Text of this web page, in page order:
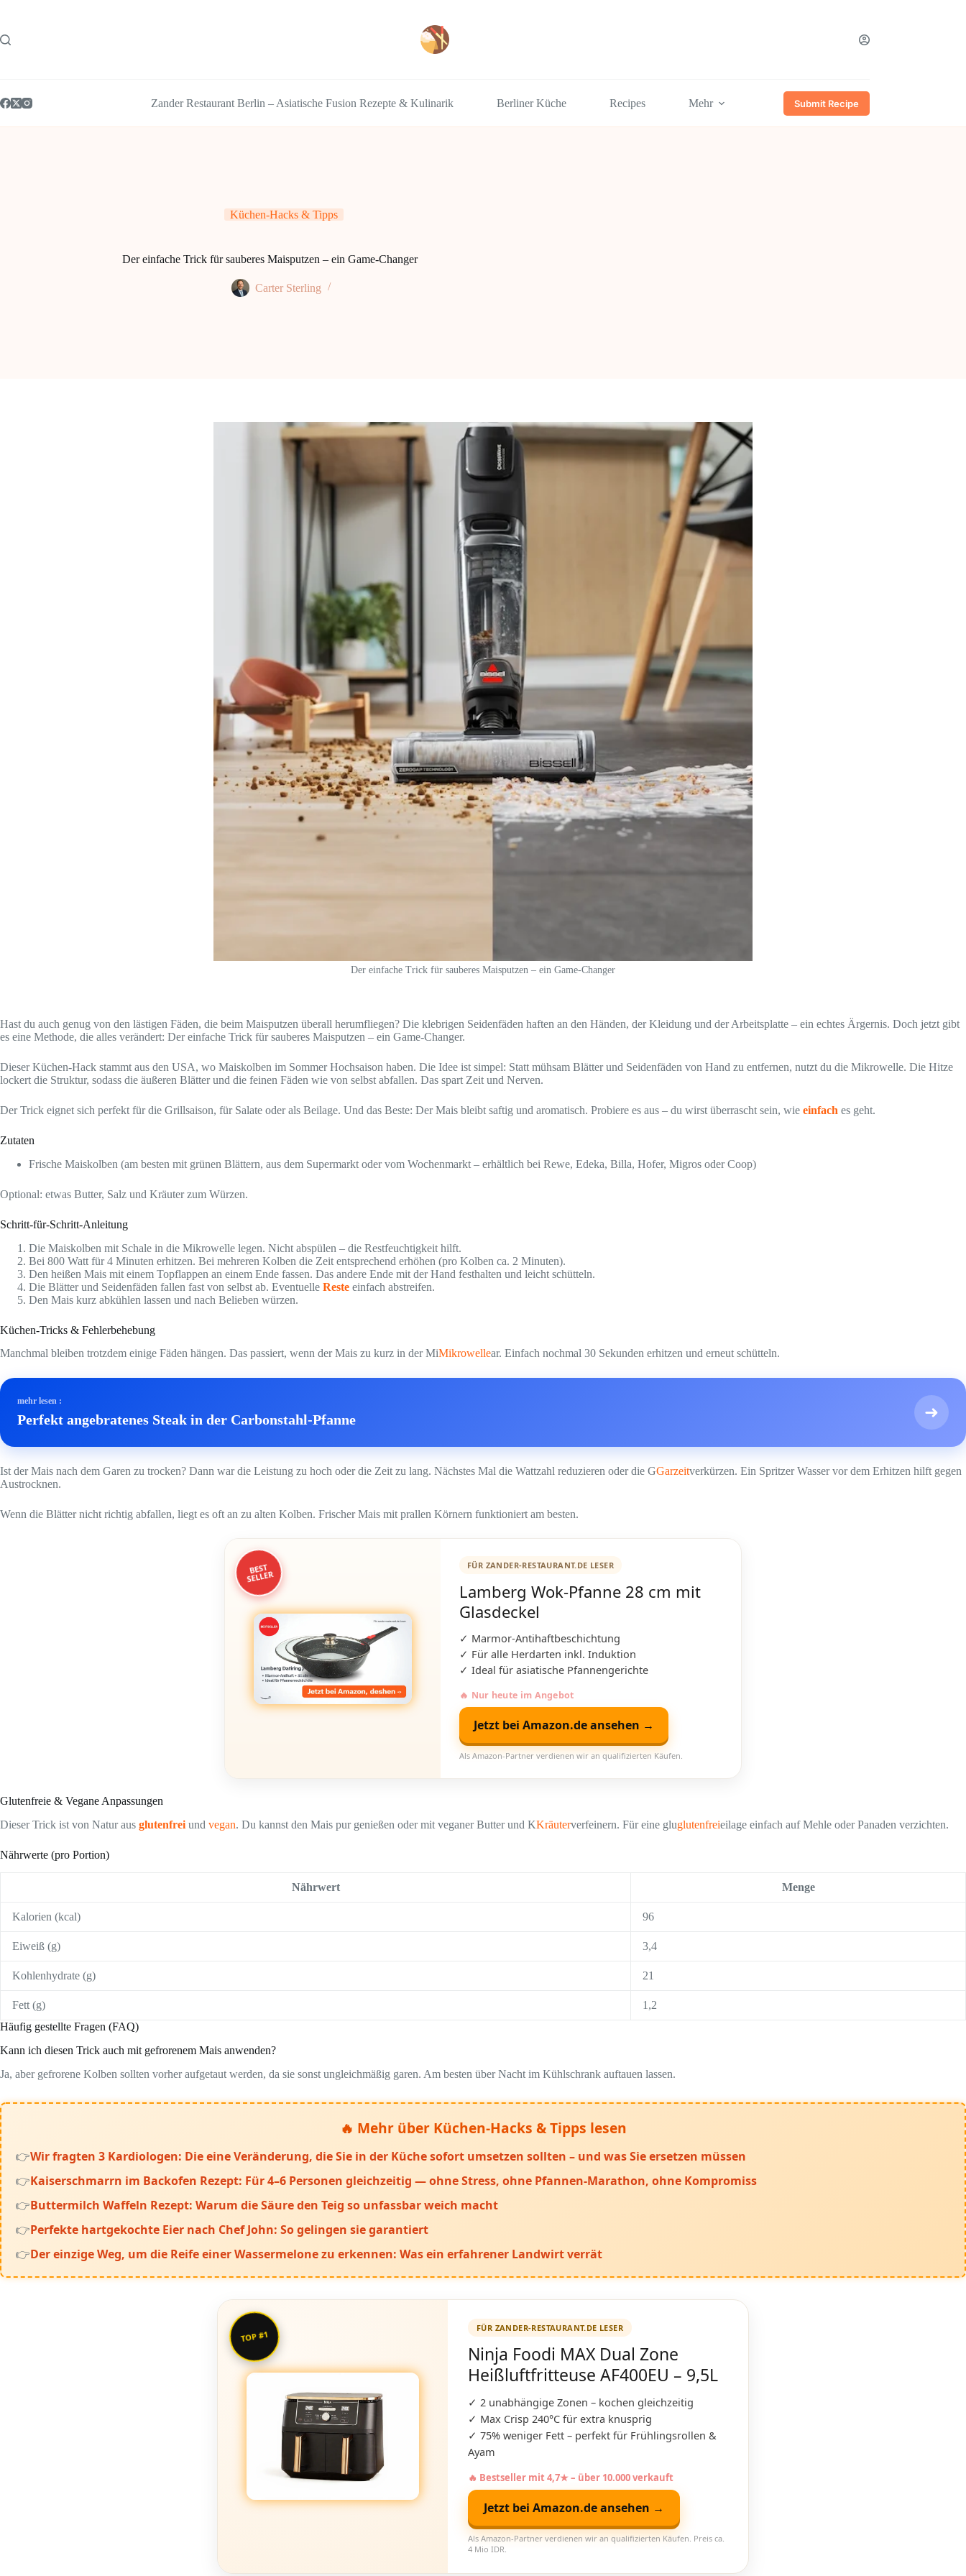
Zander Restaurant Berlin – Asiatische Fusion Rezepte & Kulinarik Berliner Küche Recipes Mehr Submit Recipe
Küchen-Hacks & Tipps
Der einfache Trick für sauberes Maisputzen – ein Game-Changer
Carter Sterling
Der einfache Trick für sauberes Maisputzen – ein Game-Changer
Hast du auch genug von den lästigen Fäden, die beim Maisputzen überall herumfliegen? Die klebrigen Seidenfäden haften an den Händen, der Kleidung und der Arbeitsplatte – ein echtes Ärgernis. Doch jetzt gibt
es eine Methode, die alles verändert: Der einfache Trick für sauberes Maisputzen – ein Game-Changer.
Dieser Küchen-Hack stammt aus den USA, wo Maiskolben im Sommer Hochsaison haben. Die Idee ist simpel: Statt mühsam Blätter und Seidenfäden von Hand zu entfernen, nutzt du die Mikrowelle. Die Hitze
lockert die Struktur, sodass die äußeren Blätter und die feinen Fäden wie von selbst abfallen. Das spart Zeit und Nerven.
Der Trick eignet sich perfekt für die Grillsaison, für Salate oder als Beilage. Und das Beste: Der Mais bleibt saftig und aromatisch. Probiere es aus – du wirst überrascht sein, wie einfach es geht.
Zutaten
Frische Maiskolben (am besten mit grünen Blättern, aus dem Supermarkt oder vom Wochenmarkt – erhältlich bei Rewe, Edeka, Billa, Hofer, Migros oder Coop)
Optional: etwas Butter, Salz und Kräuter zum Würzen.
Schritt-für-Schritt-Anleitung
Die Maiskolben mit Schale in die Mikrowelle legen. Nicht abspülen – die Restfeuchtigkeit hilft.
Bei 800 Watt für 4 Minuten erhitzen. Bei mehreren Kolben die Zeit entsprechend erhöhen (pro Kolben ca. 2 Minuten).
Den heißen Mais mit einem Topflappen an einem Ende fassen. Das andere Ende mit der Hand festhalten und leicht schütteln.
Die Blätter und Seidenfäden fallen fast von selbst ab. Eventuelle Reste einfach abstreifen.
Den Mais kurz abkühlen lassen und nach Belieben würzen.
Küchen-Tricks & Fehlerbehebung
Manchmal bleiben trotzdem einige Fäden hängen. Das passiert, wenn der Mais zu kurz in der MiMikrowellear. Einfach nochmal 30 Sekunden erhitzen und erneut schütteln.
mehr lesen :
Perfekt angebratenes Steak in der Carbonstahl-Pfanne ➜
Ist der Mais nach dem Garen zu trocken? Dann war die Leistung zu hoch oder die Zeit zu lang. Nächstes Mal die Wattzahl reduzieren oder die GGarzeitverkürzen. Ein Spritzer Wasser vor dem Erhitzen hilft gegen
Austrocknen.
Wenn die Blätter nicht richtig abfallen, liegt es oft an zu alten Kolben. Frischer Mais mit prallen Körnern funktioniert am besten.
BEST
SELLER
FÜR ZANDER-RESTAURANT.DE LESER
Lamberg Wok-Pfanne 28 cm mit
Glasdeckel
✓ Marmor-Antihaftbeschichtung
✓ Für alle Herdarten inkl. Induktion
✓ Ideal für asiatische Pfannengerichte
🔥 Nur heute im Angebot
Jetzt bei Amazon.de ansehen →
Als Amazon-Partner verdienen wir an qualifizierten Käufen.
Glutenfreie & Vegane Anpassungen
Dieser Trick ist von Natur aus glutenfrei und vegan. Du kannst den Mais pur genießen oder mit veganer Butter und KKräuterverfeinern. Für eine gluglutenfreieilage einfach auf Mehle oder Panaden verzichten.
Nährwerte (pro Portion)
Nährwert Menge
Kalorien (kcal) 96
Eiweiß (g) 3,4
Kohlenhydrate (g) 21
Fett (g)
1,2
Häufig gestellte Fragen (FAQ)
Kann ich diesen Trick auch mit gefrorenem Mais anwenden?
Ja, aber gefrorene Kolben sollten vorher aufgetaut werden, da sie sonst ungleichmäßig garen. Am besten über Nacht im Kühlschrank auftauen lassen.
🔥 Mehr über Küchen-Hacks & Tipps lesen
Wir fragten 3 Kardiologen: Die eine Veränderung, die Sie in der Küche sofort umsetzen sollten – und was Sie ersetzen müssen
Kaiserschmarrn im Backofen Rezept: Für 4–6 Personen gleichzeitig — ohne Stress, ohne Pfannen-Marathon, ohne Kompromiss
Buttermilch Waffeln Rezept: Warum die Säure den Teig so unfassbar weich macht
Perfekte hartgekochte Eier nach Chef John: So gelingen sie garantiert
Der einzige Weg, um die Reife einer Wassermelone zu erkennen: Was ein erfahrener Landwirt verrät
TOP #1
FÜR ZANDER-RESTAURANT.DE LESER
Ninja Foodi MAX Dual Zone
Heißluftfritteuse AF400EU – 9,5L
✓ 2 unabhängige Zonen – kochen gleichzeitig
✓ Max Crisp 240°C für extra knusprig
✓ 75% weniger Fett – perfekt für Frühlingsrollen &
Ayam
🔥 Bestseller mit 4,7★ – über 10.000 verkauft
Jetzt bei Amazon.de ansehen →
Als Amazon-Partner verdienen wir an qualifizierten Käufen. Preis ca.
4 Mio IDR.